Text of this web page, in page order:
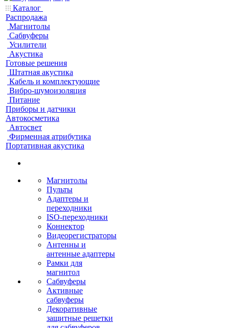
Каталог
Распродажа
Магнитолы
Сабвуферы
Усилители
Акустика
Готовые решения
Штатная акустика
Кабель и комплектующие
Вибро-шумоизоляция
Питание
Приборы и датчики
Автокосметика
Автосвет
Фирменная атрибутика
Портативная акустика
Магнитолы
Пульты
Адаптеры и
переходники
ISO-переходники
Коннектор
Видеорегистраторы
Антенны и
антенные адаптеры
Рамки для
магнитол
Сабвуферы
Активные
сабвуферы
Декоративные
защитные решетки